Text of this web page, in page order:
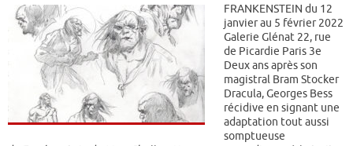
FRANKENSTEIN du 12
janvier au 5 février 2022
Galerie Glénat 22, rue
de Picardie Paris 3e
Deux ans après son
magistral Bram Stocker
Dracula, Georges Bess
récidive en signant une
adaptation tout aussi
somptueuse